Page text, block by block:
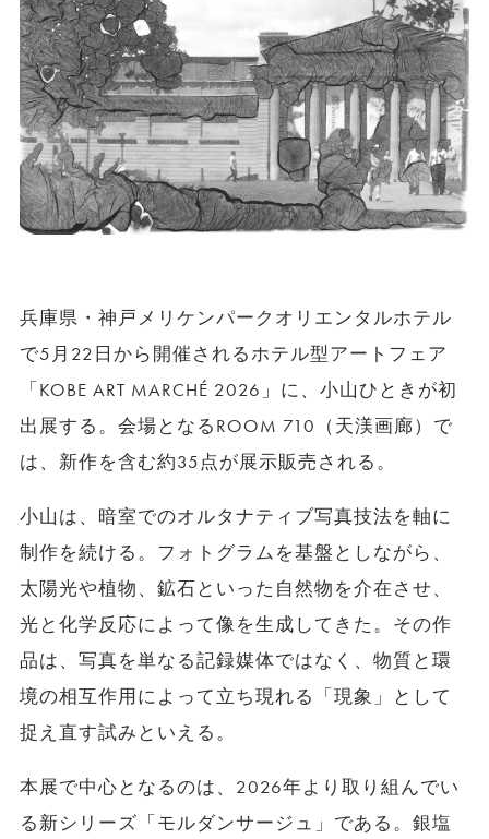
兵庫県・神戸メリケンパークオリエンタルホテル
で5月22日から開催されるホテル型アートフェア
「KOBE ART MARCHÉ 2026」に、小山ひときが初
出展する。会場となるROOM 710（天渼画廊）で
は、新作を含む約35点が展示販売される。
小山は、暗室でのオルタナティブ写真技法を軸に
制作を続ける。フォトグラムを基盤としながら、
太陽光や植物、鉱石といった自然物を介在させ、
光と化学反応によって像を生成してきた。その作
品は、写真を単なる記録媒体ではなく、物質と環
境の相互作用によって立ち現れる「現象」として
捉え直す試みといえる。
本展で中心となるのは、2026年より取り組んでい
る新シリーズ「モルダンサージュ」である。銀塩